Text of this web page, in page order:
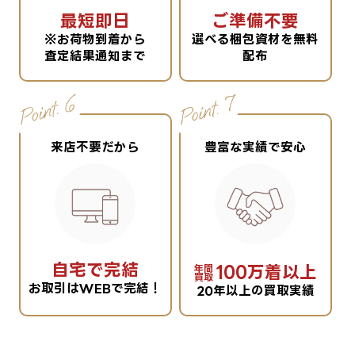
最短即日
※お荷物到着から
査定結果通知まで
ご準備不要
選べる梱包資材を無料
配布
来店不要だから
自宅で完結
お取引はWEBで完結！
豊富な実績で安心
年間
買取 100万着以上
20年以上の買取実績